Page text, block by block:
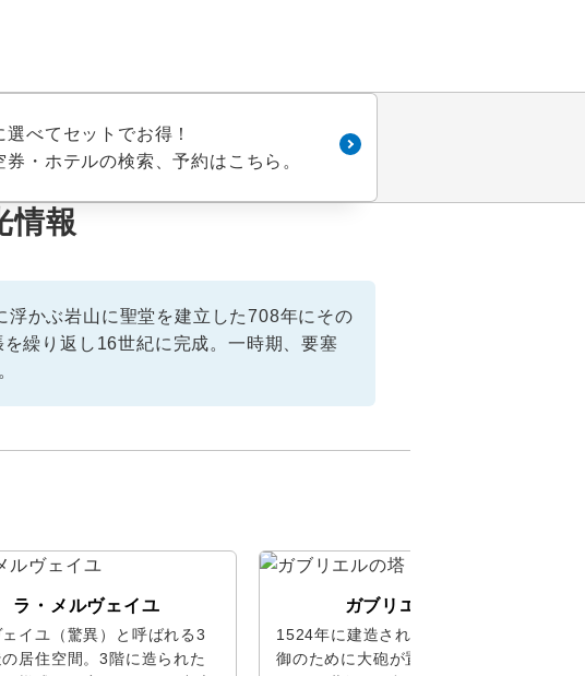
ル
べてセットでお得！
券・ホテルの検索、予約はこちら。
情報
かぶ岩山に聖堂を建立した708年にその
繰り返し16世紀に完成。一時期、要塞
ラ・メルヴェイユ
ェイユ（驚異）と呼ばれる3
の居住空間。3階に造られた
ガブリエルの塔
1524年に建造された城壁の一部。防
御のために大砲が置かれていたこと